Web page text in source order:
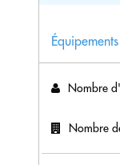
Nombre
Nombre